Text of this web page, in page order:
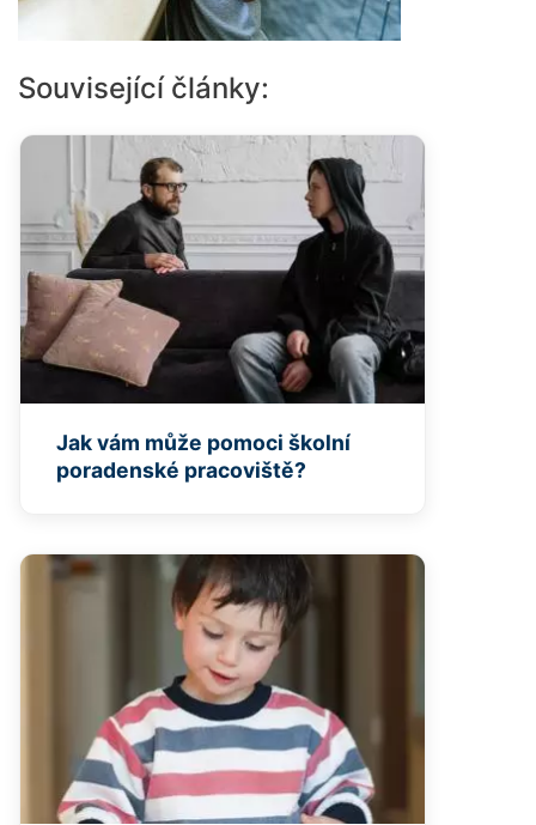
Související články:
Jak vám může pomoci školní
poradenské pracoviště?